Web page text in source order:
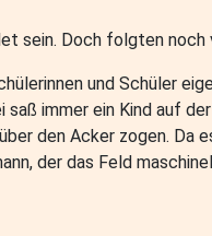
sein. Doch folgten
und Schüler
immer ein Kind auf
den Acker zogen.
der das Feld